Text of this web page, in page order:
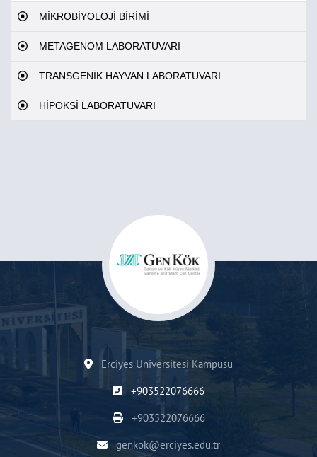
MİKROBİYOLOJİ BİRİMİ
METAGENOM LABORATUVARI
TRANSGENİK HAYVAN LABORATUVARI
HİPOKSİ LABORATUVARI
Erciyes Üniversitesi Kampüsü
+903522076666
+903522076666
genkok@erciyes.edu.tr